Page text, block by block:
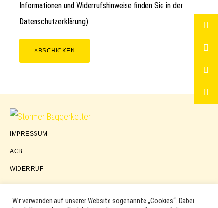
Informationen und Widerrufshinweise finden Sie in der
Datenschutzerklärung)
ABSCHICKEN
Störmer
IMPRESSUM
AGB
WIDERRUF
DATENSCHUTZ
Wir verwenden auf unserer Website sogenannte „Cookies“. Dabei